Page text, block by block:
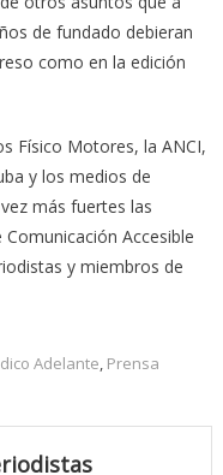
de fundado debieran
como en la edición
Físico Motores, la ANCI,
y los medios de
más fuertes las
Accesible
y miembros de
Adelante, Prensa